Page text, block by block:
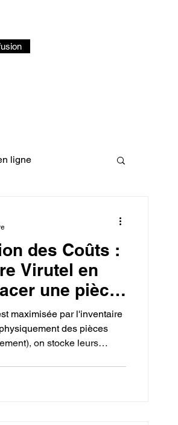
ligne
3D en ligne.
des Coûts :
Virutel en
une pièce
impression
maximisée par l'inventaire
des pièces
on stocke leurs
de stockage, réduit le